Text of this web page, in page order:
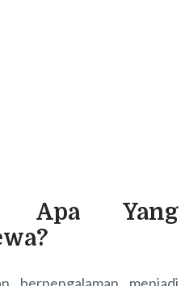
Apa Yang